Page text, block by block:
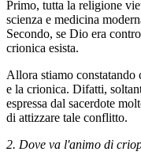
Primo, tutta la religione
scienza e medicina
Secondo, se Dio era
crionica esista.
Allora stiamo
e la crionica. Difatti,
espressa dal sacerdote
di attizzare tale conflitto.
2. Dove va l'animo di